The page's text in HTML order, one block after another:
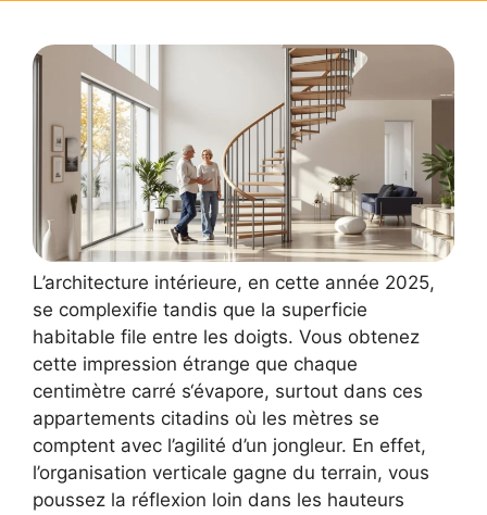
L’architecture intérieure, en cette année 2025,
se complexifie tandis que la superficie
habitable file entre les doigts. Vous obtenez
cette impression étrange que chaque
centimètre carré s‘évapore, surtout dans ces
appartements citadins où les mètres se
comptent avec l’agilité d’un jongleur. En effet,
l’organisation verticale gagne du terrain, vous
poussez la réflexion loin dans les hauteurs